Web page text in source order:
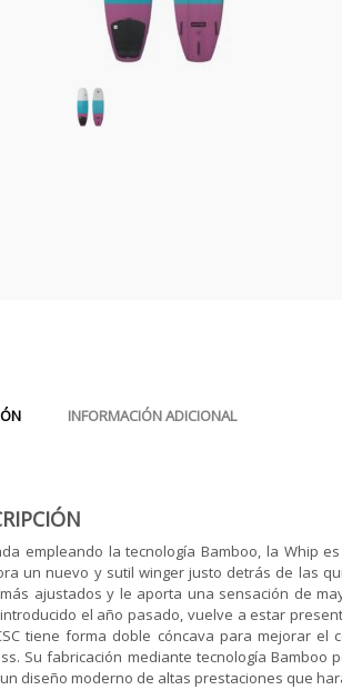
INFORMACIÓN ADICIONAL
empleando la tecnología Bamboo, la Whip
un nuevo y sutil winger justo detrás de las
ajustados y le aporta una sensación de
el año pasado, vuelve a estar
tiene forma doble cóncava para mejorar
Su fabricación mediante tecnología
diseño moderno de altas prestaciones que